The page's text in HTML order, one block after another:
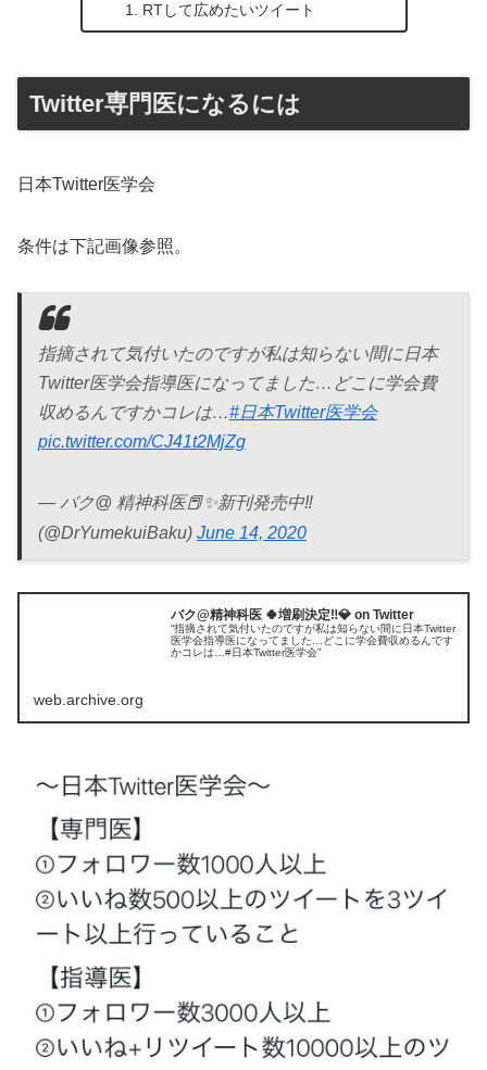
RTして広めたいツイート
Twitter専門医になるには
日本Twitter医学会
条件は下記画像参照。
指摘されて気付いたのですが私は知らない間に日本
Twitter医学会指導医になってました…どこに学会費
収めるんですかコレは…#日本Twitter医学会
pic.twitter.com/CJ41t2MjZg
— バク@ 精神科医📕✨新刊発売中‼️
(@DrYumekuiBaku) June 14, 2020
バク@精神科医 🍀増刷決定‼️💎 on Twitter
“指摘されて気付いたのですが私は知らない間に日本Twitter
医学会指導医になってました…どこに学会費収めるんです
かコレは…#日本Twitter医学会”
web.archive.org